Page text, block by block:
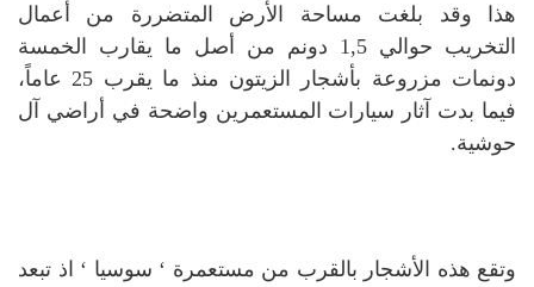
هذا وقد بلغت مساحة الأرض المتضررة من أعمال
التخريب حوالي 1,5 دونم من أصل ما يقارب الخمسة
دونمات مزروعة بأشجار الزيتون منذ ما يقرب 25 عاماً،
فيما بدت آثار سيارات المستعمرين واضحة في أراضي آل
حوشية.
وتقع هذه الأشجار بالقرب من مستعمرة ‘ سوسيا ‘ اذ تبعد